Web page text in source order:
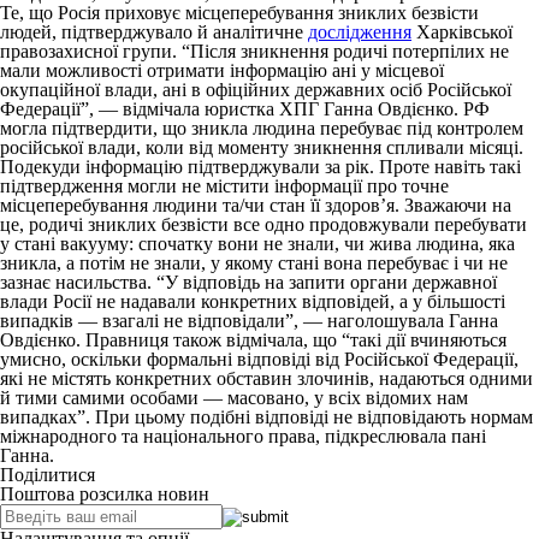
Те, що Росія приховує місцеперебування зниклих безвісти
людей, підтверджувало й аналітичне дослідження Харківської
правозахисної групи. “Після зникнення родичі потерпілих не
мали можливості отримати інформацію ані у місцевої
окупаційної влади, ані в офіційних державних осіб Російської
Федерації”, — відмічала юристка ХПГ Ганна Овдієнко. РФ
могла підтвердити, що зникла людина перебуває під контролем
російської влади, коли від моменту зникнення спливали місяці.
Подекуди інформацію підтверджували за рік. Проте навіть такі
підтвердження могли не містити інформації про точне
місцеперебування людини та/чи стан її здоров’я. Зважаючи на
це, родичі зниклих безвісти все одно продовжували перебувати
у стані вакууму: спочатку вони не знали, чи жива людина, яка
зникла, а потім не знали, у якому стані вона перебуває і чи не
зазнає насильства. “У відповідь на запити органи державної
влади Росії не надавали конкретних відповідей, а у більшості
випадків — взагалі не відповідали”, — наголошувала Ганна
Овдієнко. Правниця також відмічала, що “такі дії вчиняються
умисно, оскільки формальні відповіді від Російської Федерації,
які не містять конкретних обставин злочинів, надаються одними
й тими самими особами — масовано, у всіх відомих нам
випадках”. При цьому подібні відповіді не відповідають нормам
міжнародного та національного права, підкреслювала пані
Ганна.
Поділитися
Поштова розсилка новин